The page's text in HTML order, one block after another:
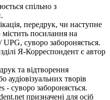
спільно з
передрук, чи наступне
посилання на
суворо забороняється.
Я-Корреспондент є автор
та відтворення
аудіовізуальних творів
- суворо забороняється.
призначені для осіб